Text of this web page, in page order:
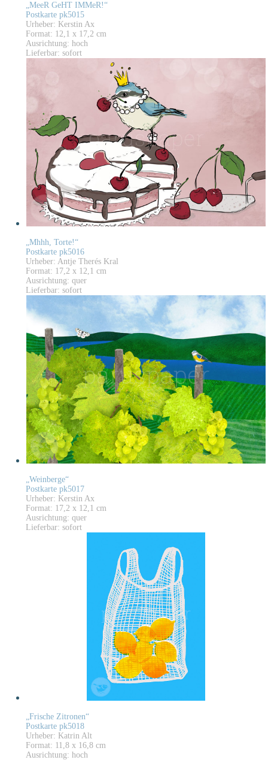
„MeeR GeHT IMMeR!“
Postkarte pk5015
Urheber: Kerstin Ax
Format: 12,1 x 17,2 cm
Ausrichtung: hoch
Lieferbar: sofort
„Mhhh, Torte!“
Postkarte pk5016
Urheber: Antje Therés Kral
Format: 17,2 x 12,1 cm
Ausrichtung: quer
Lieferbar: sofort
„Weinberge“
Postkarte pk5017
Urheber: Kerstin Ax
Format: 17,2 x 12,1 cm
Ausrichtung: quer
Lieferbar: sofort
„Frische Zitronen“
Postkarte pk5018
Urheber: Katrin Alt
Format: 11,8 x 16,8 cm
Ausrichtung: hoch